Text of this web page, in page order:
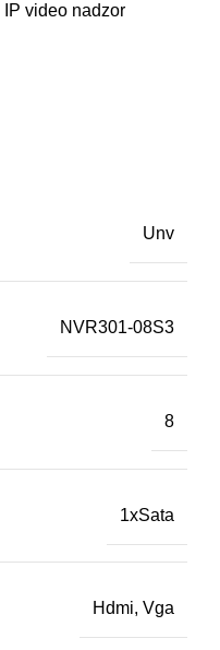
IP video nadzor
Unv
NVR301-08S3
8
1xSata
Hdmi, Vga